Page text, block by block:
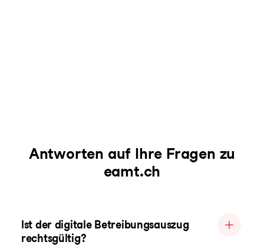
Antworten auf Ihre Fragen zu
eamt.ch
Ist der digitale Betreibungsauszug
rechtsgültig?